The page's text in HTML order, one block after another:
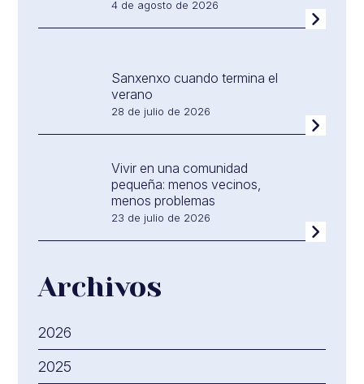
4 de agosto de 2026
Sanxenxo cuando termina el
verano
28 de julio de 2026
Vivir en una comunidad
pequeña: menos vecinos,
menos problemas
23 de julio de 2026
Archivos
2026
2025